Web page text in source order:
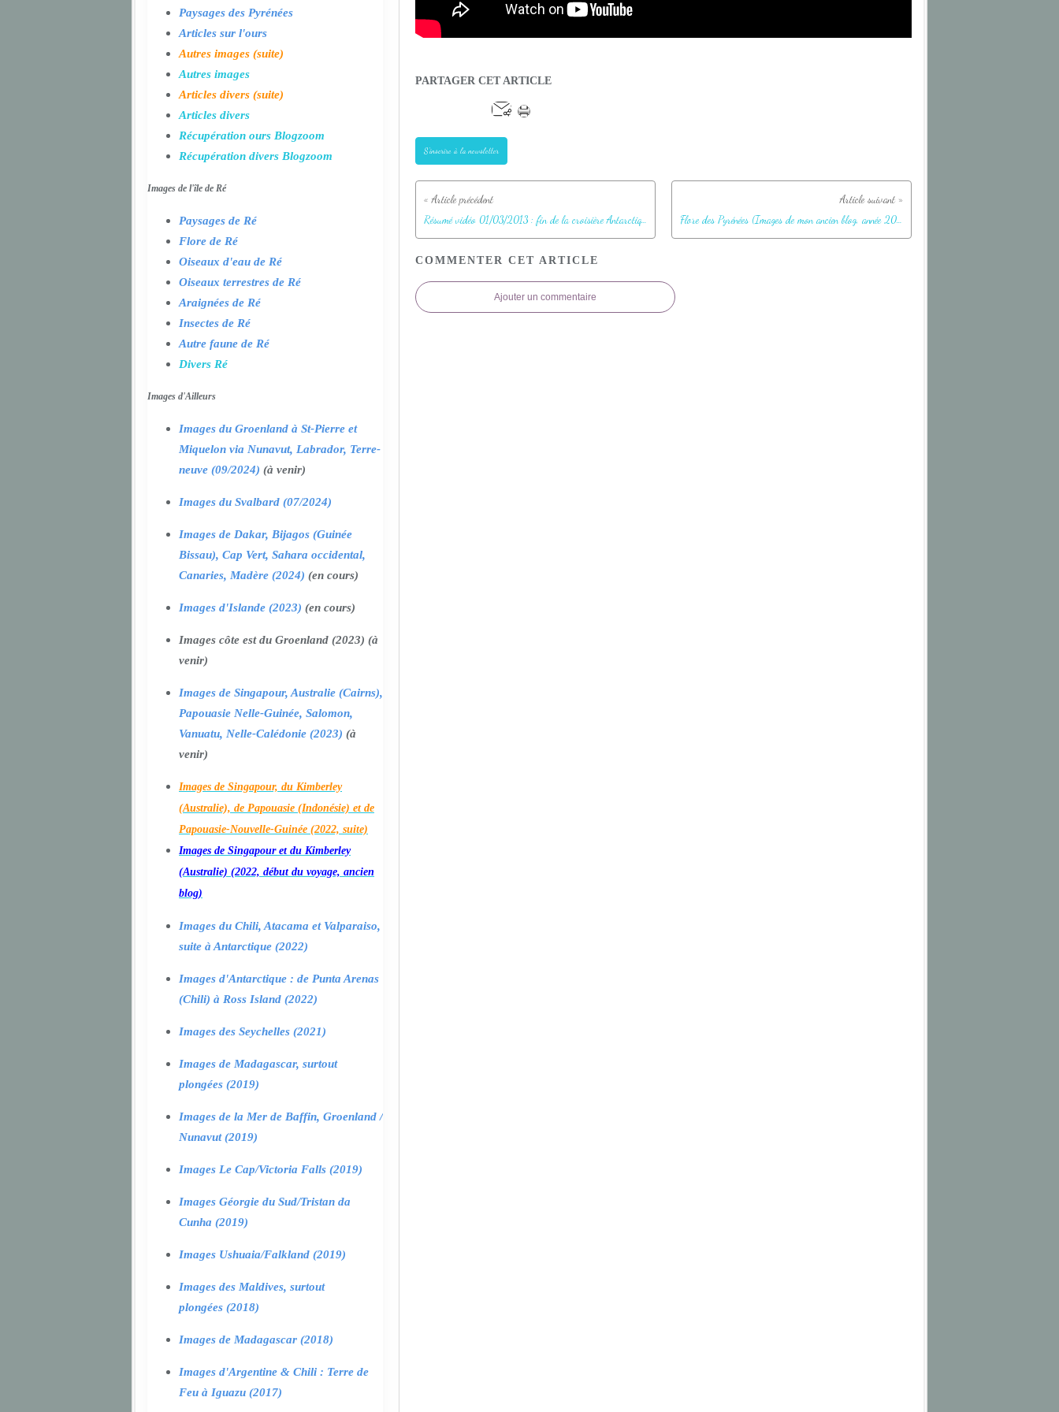
PARTAGER CET ARTICLE
S'inscrire à la newsletter
Résumé vidéo 01/03/2013 : fin de la croisière Antarctique / Falkland avec la découverte de la Faune de New Island - Falkland Islands, Iles Malouines, Islas Malvinas Flore des Pyrénées (Images de mon ancien blog, année 2012)
COMMENTER CET ARTICLE
Ajouter un commentaire
Paysages des Pyrénées
Articles sur l'ours
Autres images (suite)
Autres images
Articles divers (suite)
Articles divers
Récupération ours Blogzoom
Récupération divers Blogzoom
Images de l'île de Ré
Paysages de Ré
Flore de Ré
Oiseaux d'eau de Ré
Oiseaux terrestres de Ré
Araignées de Ré
Insectes de Ré
Autre faune de Ré
Divers Ré
Images d'Ailleurs
Images du Groenland à St-Pierre et
Miquelon via Nunavut, Labrador, Terre-
neuve (09/2024) (à venir)
Images du Svalbard (07/2024)
Images de Dakar, Bijagos (Guinée
Bissau), Cap Vert, Sahara occidental,
Canaries, Madère (2024) (en cours)
Images d'Islande (2023) (en cours)
Images côte est du Groenland (2023) (à
venir)
Images de Singapour, Australie (Cairns),
Papouasie Nelle-Guinée, Salomon,
Vanuatu, Nelle-Calédonie (2023) (à
venir)
Images de Singapour, du Kimberley
(Australie), de Papouasie (Indonésie) et de
Papouasie-Nouvelle-Guinée (2022, suite)
Images de Singapour et du Kimberley
(Australie) (2022, début du voyage, ancien
blog)
Images du Chili, Atacama et Valparaiso,
suite à Antarctique (2022)
Images d'Antarctique : de Punta Arenas
(Chili) à Ross Island (2022)
Images des Seychelles (2021)
Images de Madagascar, surtout
plongées (2019)
Images de la Mer de Baffin, Groenland /
Nunavut (2019)
Images Le Cap/Victoria Falls (2019)
Images Géorgie du Sud/Tristan da
Cunha (2019)
Images Ushuaia/Falkland (2019)
Images des Maldives, surtout
plongées (2018)
Images de Madagascar (2018)
Images d'Argentine & Chili : Terre de
Feu à Iguazu (2017)